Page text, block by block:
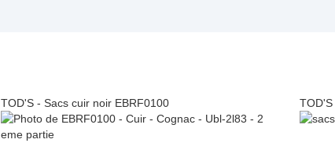
TOD'S - Sacs cuir noir EBRF0100